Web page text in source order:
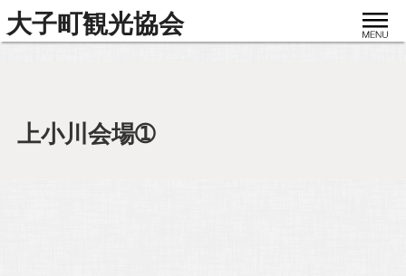
大子町観光協会 toggle
上小川会場➀